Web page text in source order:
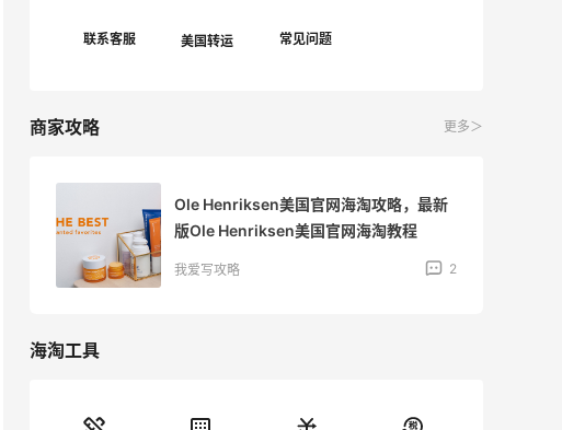
商家攻略 更多＞
Ole Henriksen美国官网海淘攻略，最新
版Ole Henriksen美国官网海淘教程
我爱写攻略 2
海淘工具